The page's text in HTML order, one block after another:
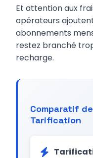
Et attention aux
opérateurs
abonnements
restez branché
recharge.
Comparatif
Tarification